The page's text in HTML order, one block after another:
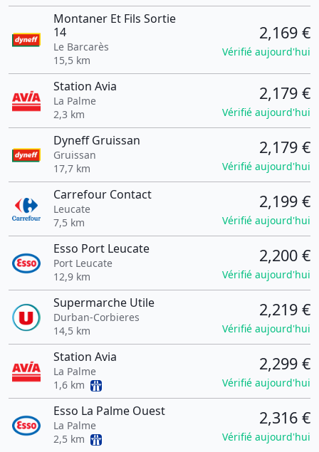
Montaner Et Fils Sortie
14
Le Barcarès
15,5 km
2,169 €
Vérifié aujourd'hui
Station Avia
La Palme
2,3 km
2,179 €
Vérifié aujourd'hui
Dyneff Gruissan
Gruissan
17,7 km
2,179 €
Vérifié aujourd'hui
Carrefour Contact
Leucate
7,5 km
2,199 €
Vérifié aujourd'hui
Esso Port Leucate
Port Leucate
12,9 km
2,200 €
Vérifié aujourd'hui
Supermarche Utile
Durban-Corbieres
14,5 km
2,219 €
Vérifié aujourd'hui
Station Avia
La Palme
1,6 km
2,299 €
Vérifié aujourd'hui
Esso La Palme Ouest
La Palme
2,5 km
2,316 €
Vérifié aujourd'hui